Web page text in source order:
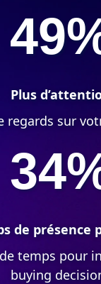
Plus
regards sur
de présence
temps pour
buying